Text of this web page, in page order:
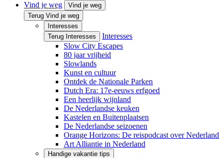
Vind je weg
Vind je weg
Terug Vind je weg
Interesses
Terug Interesses
Interesses
Slow City Escapes
80 jaar vrijheid
Slowlands
Kunst en cultuur
Ontdek de Nationale Parken
Dutch Era: 17e-eeuws erfgoed
Een heerlijk wijnland
De Nederlandse keuken
Kastelen en Buitenplaatsen
De Nederlandse seizoenen
Orange Horizons: De reis­podcast over Nederland
Art Alliantie in Nederland
Handige vakantie tips